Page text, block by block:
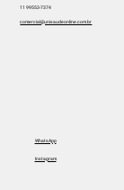
11 99553-7374
comercial@unisaudeonline.com.br
WhatsApp
Instagram